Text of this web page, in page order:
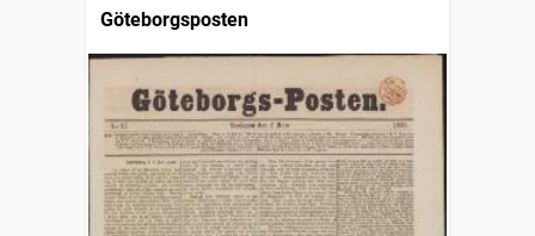
Göteborgsposten